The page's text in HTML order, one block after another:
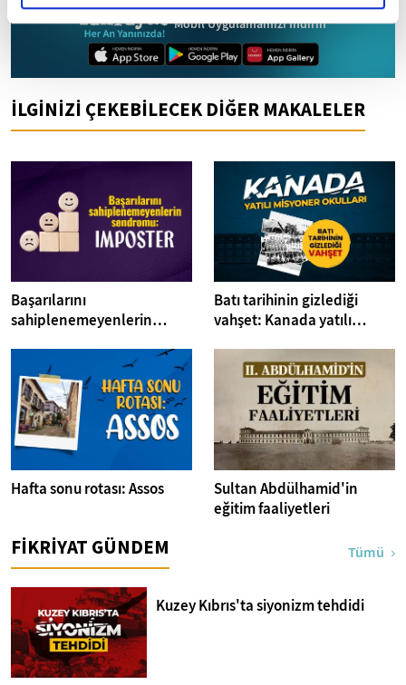
Mobil Uygulamamızı İndirin
İLGİNİZİ ÇEKEBİLECEK DİĞER MAKALELER
Başarılarını
sahiplenemeyenlerin
Batı tarihinin gizlediği
vahşet: Kanada yatılı
Hafta sonu rotası: Assos
Sultan Abdülhamid'in
eğitim faaliyetleri
FİKRİYAT GÜNDEM Tümü
Kuzey Kıbrıs'ta siyonizm tehdidi